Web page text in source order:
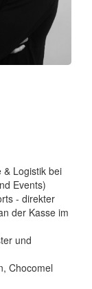
& Logistik bei
Events)
- direkter
der Kasse im
und
Chocomel